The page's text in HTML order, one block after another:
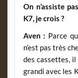
On n’assiste
K7, je crois ?
Aven : Parce
n’est pas très
des cassettes, il
grandi avec les